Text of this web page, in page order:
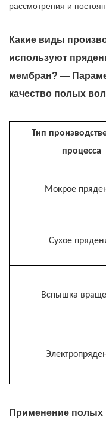
рассмотрения и
Какие виды
используют
мембран? —
качество полых
Тип
процесса
Мокрое
Сухое
Вспышка
Применение